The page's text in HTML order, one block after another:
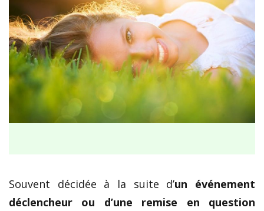
Souvent décidée à la suite d’un événement
déclencheur ou d’une remise en question